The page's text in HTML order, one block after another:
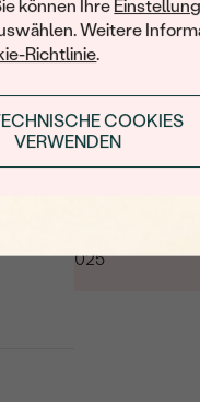
können Ihre
Weitere
Richtlinie.
COOKIES
VERWENDEN
Trusted shop
4.9
Guter Kundenservice
10.04.2025